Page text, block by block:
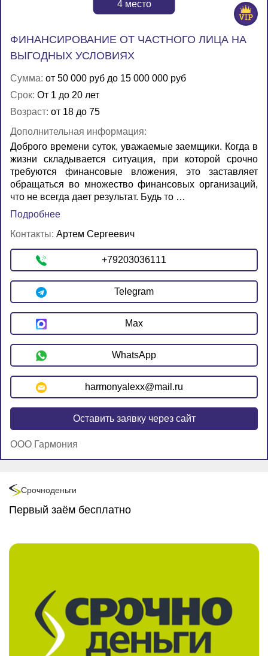
4место
ФИНАНСИРОВАНИЕ ОТ ЧАСТНОГО ЛИЦА НА
ВЫГОДНЫХ УСЛОВИЯХ
Сумма: от 50 000 руб до 15 000 000 руб
Срок: От 1 до 20 лет
Возраст: от 18 до 75
Дополнительная информация:
Доброго времени суток, уважаемые заемщики. Когда в
жизни складывается ситуация, при которой срочно
требуются финансовые вложения, это заставляет
обращаться во множество финансовых организаций,
что не всегда дает результат. Будь то …
Подробнее
Контакты: Артем Сергеевич
+79203036111
Telegram
Max
WhatsApp
harmonyalexx@mail.ru
Оставить заявку через сайт
ООО Гармония
Быстроденьги
Первый займ без процентов